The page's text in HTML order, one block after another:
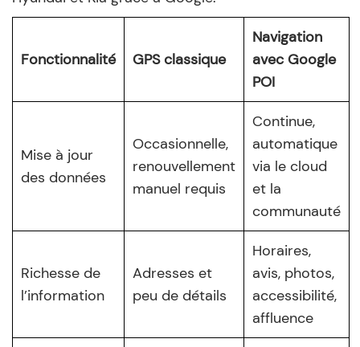
Fonctionnalité GPS classique
Navigation
avec Google
POI
Mise à jour
des données
Occasionnelle,
renouvellement
manuel requis
Continue,
automatique
via le cloud
et la
communauté
Richesse de
l’information
Adresses et
peu de détails
Horaires,
avis, photos,
accessibilité,
affluence